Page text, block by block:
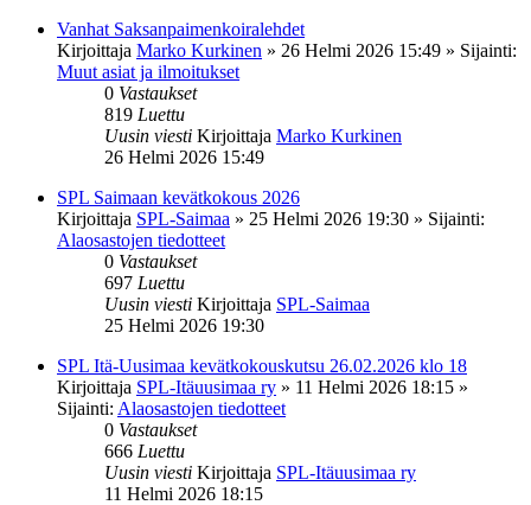
Vanhat Saksanpaimenkoiralehdet
Kirjoittaja Marko Kurkinen » 26 Helmi 2026 15:49 » Sijainti:
Muut asiat ja ilmoitukset
0 Vastaukset
819 Luettu
Uusin viesti Kirjoittaja Marko Kurkinen
26 Helmi 2026 15:49
SPL Saimaan kevätkokous 2026
Kirjoittaja SPL-Saimaa » 25 Helmi 2026 19:30 » Sijainti:
Alaosastojen tiedotteet
0 Vastaukset
697 Luettu
Uusin viesti Kirjoittaja SPL-Saimaa
25 Helmi 2026 19:30
SPL Itä-Uusimaa kevätkokouskutsu 26.02.2026 klo 18
Kirjoittaja SPL-Itäuusimaa ry » 11 Helmi 2026 18:15 »
Sijainti: Alaosastojen tiedotteet
0 Vastaukset
666 Luettu
Uusin viesti Kirjoittaja SPL-Itäuusimaa ry
11 Helmi 2026 18:15